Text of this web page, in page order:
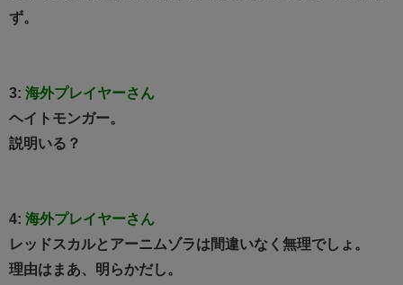
ず。
3: 海外プレイヤーさん
ヘイトモンガー。
説明いる？
4: 海外プレイヤーさん
レッドスカルとアーニムゾラは間違いなく無理でしょ。
理由はまあ、明らかだし。